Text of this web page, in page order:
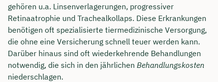
gehören u.a. Linsenverlagerungen, progressiver
Retinaatrophie und Trachealkollaps. Diese Erkrankungen
benötigen oft spezialisierte tiermedizinische Versorgung,
die ohne eine Versicherung schnell teuer werden kann.
Darüber hinaus sind oft wiederkehrende Behandlungen
notwendig, die sich in den jährlichen Behandlungskosten
niederschlagen.